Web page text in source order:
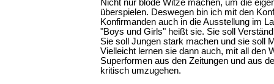
Nicht nur blöde Witze machen, um die
überspielen. Deswegen bin ich mit den
Konfirmanden auch in die Ausstellung im
"Boys und Girls" heißt sie. Sie soll
Sie soll Jungen stark machen und sie soll
Vielleicht lernen sie dann auch, mit all den
Superformen aus den Zeitungen und aus
kritisch umzugehen.